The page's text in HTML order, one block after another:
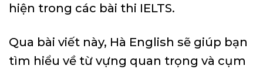
hiện trong các bài thi IELTS.
Qua bài viết này, Hà English sẽ giúp bạn
tìm hiểu về từ vựng quan trọng và cụm